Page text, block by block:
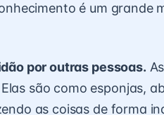
é um grande
por outras pessoas.
são como esponjas,
as coisas de forma